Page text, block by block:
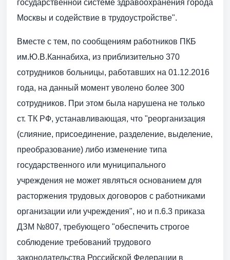
государственной системе здравоохранения города
Москвы и содействие в трудоустройстве".
Вместе с тем, по сообщениям работников ПКБ
им.Ю.В.Каннабиха, из приблизительно 370
сотрудников больницы, работавших на 01.12.2016
года, на данный момент уволено более 300
сотрудников. При этом была нарушена не только
ст. ТК РФ, устанавливающая, что "реорганизация
(слияние, присоединение, разделение, выделение,
преобразование) либо изменение типа
государственного или муниципального
учреждения не может являться основанием для
расторжения трудовых договоров с работниками
организации или учреждения", но и п.6.3 приказа
ДЗМ №807, требующего "обеспечить строгое
соблюдение требований трудового
законодательства Российской Федерации в